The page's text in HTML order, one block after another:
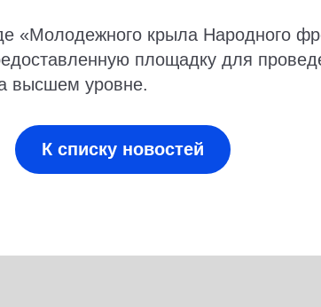
«Молодежного крыла Народного
площадку для
высшем уровне.
К списку новостей